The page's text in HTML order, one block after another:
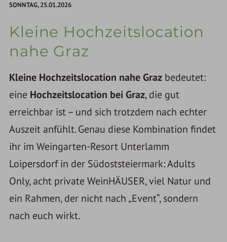
SONNTAG,25.01.2026
Kleine Hochzeitslocation
nahe Graz
Kleine Hochzeitslocation nahe Graz bedeutet:
eine Hochzeitslocation bei Graz, die gut
erreichbar ist – und sich trotzdem nach echter
Auszeit anfühlt. Genau diese Kombination findet
ihr im Weingarten-Resort Unterlamm
Loipersdorf in der Südoststeiermark: Adults
Only, acht private WeinHÄUSER, viel Natur und
ein Rahmen, der nicht nach „Event“, sondern
nach euch wirkt.